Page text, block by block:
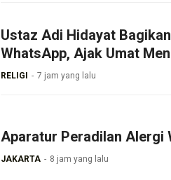
Ustaz Adi Hidayat
WhatsApp, Ajak Umat
RELIGI 7 jam yang lalu
Aparatur Peradilan Alergi
JAKARTA 8 jam yang lalu